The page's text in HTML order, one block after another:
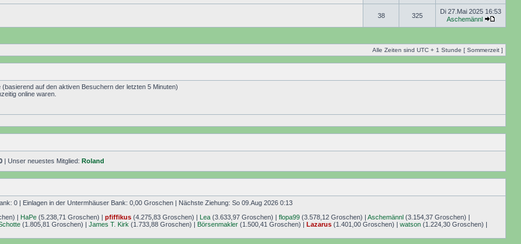
38 325
Di 27.Mai 2025 16:53
Aschemännl
Alle Zeiten sind UTC + 1 Stunde [ Sommerzeit ]
auf den aktiven Besuchern der letzten 5 Minuten)
online waren.
| Unser neuestes Mitglied: Roland
0 | Einlagen in der Untermhäuser Bank: 0,00 Groschen | Nächste Ziehung: So 09.Aug 2026 0:13
| HaPe (5.238,71 Groschen) | pfiffikus (4.275,83 Groschen) | Lea (3.633,97 Groschen) | flopa99 (3.578,12 Groschen) | Aschemännl (3.154,37 Groschen) |
(1.805,81 Groschen) | James T. Kirk (1.733,88 Groschen) | Börsenmakler (1.500,41 Groschen) | Lazarus (1.401,00 Groschen) | watson (1.224,30 Groschen) |